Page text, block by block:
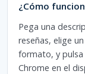
¿Cómo
Pega una
reseñas, elige
formato, y pulsa
Chrome en el